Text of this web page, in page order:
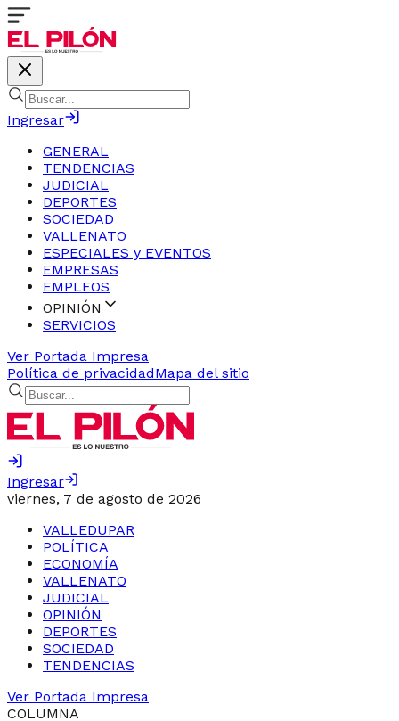
Ingresar
GENERAL
TENDENCIAS
JUDICIAL
DEPORTES
SOCIEDAD
VALLENATO
ESPECIALES y EVENTOS
EMPRESAS
EMPLEOS
OPINIÓN
SERVICIOS
Ver Portada Impresa
Política de privacidadMapa del sitio
Ingresar
viernes, 7 de agosto de 2026
VALLEDUPAR
POLÍTICA
ECONOMÍA
VALLENATO
JUDICIAL
OPINIÓN
DEPORTES
SOCIEDAD
TENDENCIAS
Ver Portada Impresa
COLUMNA